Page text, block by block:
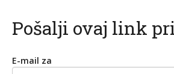
Pošalji ovaj link
E-mail za